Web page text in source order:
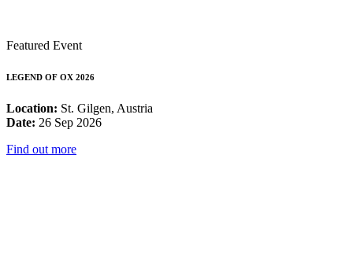
Featured Event
LEGEND OF OX 2026
Location: St. Gilgen, Austria
Date: 26 Sep 2026
Find out more